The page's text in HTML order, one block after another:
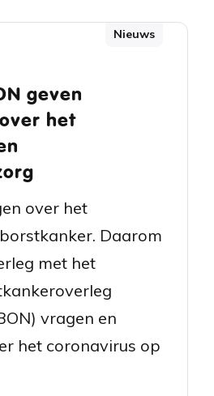
Nieuws
geven
het
over het
Daarom
met het
vragen en
het coronavirus op